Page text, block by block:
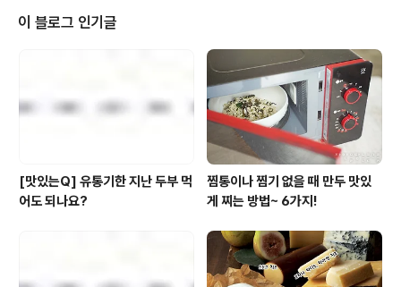
인데요. 드라마 속 발효빵이 궁금했던 분들이라면 그아먈
로 최고의 블로그가 아닐 수 없을듯 합니다~ 보기만해도
입안에 침이 가득 고이는 것마저 드라마와 닮아있는 미애
님의 제빵블로그를 소개합니다~ 미애’s Diary 발효 빵의
소박함을 닮았어요! blog.naver.com/kim06166 ‘미
애’s diary’는 소박한 블로..
이 블로그 인기글
[맛있는Q] 유통기한 지난 두부 먹
어도 되나요?
찜통이나 찜기 없을 때 만두 맛있
게 찌는 방법~ 6가지!